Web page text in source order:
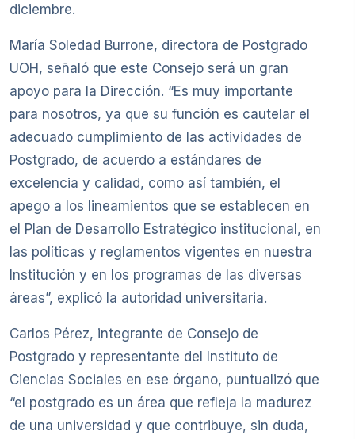
diciembre.
María Soledad Burrone, directora de Postgrado
UOH, señaló que este Consejo será un gran
apoyo para la Dirección. “Es muy importante
para nosotros, ya que su función es cautelar el
adecuado cumplimiento de las actividades de
Postgrado, de acuerdo a estándares de
excelencia y calidad, como así también, el
apego a los lineamientos que se establecen en
el Plan de Desarrollo Estratégico institucional, en
las políticas y reglamentos vigentes en nuestra
Institución y en los programas de las diversas
áreas”, explicó la autoridad universitaria.
Carlos Pérez, integrante de Consejo de
Postgrado y representante del Instituto de
Ciencias Sociales en ese órgano, puntualizó que
“el postgrado es un área que refleja la madurez
de una universidad y que contribuye, sin duda,